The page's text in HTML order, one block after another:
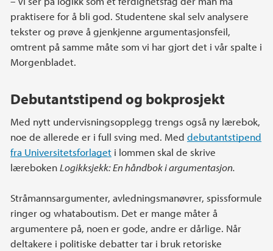
praktisere for å bli god. Studentene skal selv analysere
tekster og prøve å gjenkjenne argumentasjonsfeil,
omtrent på samme måte som vi har gjort det i vår spalte i
Morgenbladet.
Debutantstipend og bokprosjekt
Med nytt undervisningsopplegg trengs også ny lærebok,
noe de allerede er i full sving med. Med debutantstipend
fra Universitetsforlaget i lommen skal de skrive
lærebokenLogikksjekk: En håndbok i argumentasjon.
Stråmannsargumenter, avledningsmanøvrer, spissformule
ringer og whataboutism. Det er mange måter å
argumentere på, noen er gode, andre er dårlige. Når
deltakere i politiske debatter tar i bruk retoriske